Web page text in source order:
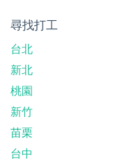
尋找打工
台北
新北
桃園
新竹
苗栗
台中